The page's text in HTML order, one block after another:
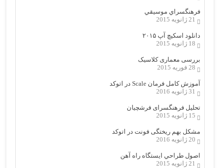
فرهنگسراي موسيقي
21 ژانویه 2015
دانلود اسکیچ آپ ۲۰۱۵
18 ژانویه 2015
بررسی معماری کلاسیک
28 فوریه 2015
آموزش کامل فرمان Scale در اتوکد
31 ژانویه 2016
تحلیل فرهنگسرای فرشچیان
15 ژانویه 2015
مشکل بهم ریختگی فونت در اتوکد
20 ژانویه 2016
اصول طراحي ایستگاه راه آهن
21 ژانویه 2015